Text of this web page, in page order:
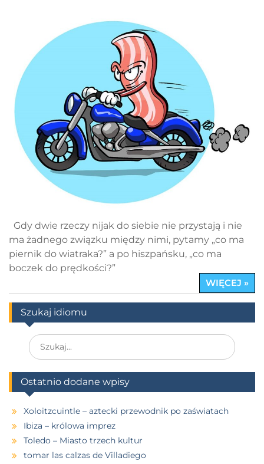
Gdy dwie rzeczy nijak do siebie nie przystają i nie
ma żadnego związku między nimi, pytamy „co ma
piernik do wiatraka?” a po hiszpańsku, „co ma
boczek do prędkości?”
WIĘCEJ »
Szukaj idiomu
Search
for:
Ostatnio dodane wpisy
Xoloitzcuintle – aztecki przewodnik po zaświatach
Ibiza – królowa imprez
Toledo – Miasto trzech kultur
tomar las calzas de Villadiego